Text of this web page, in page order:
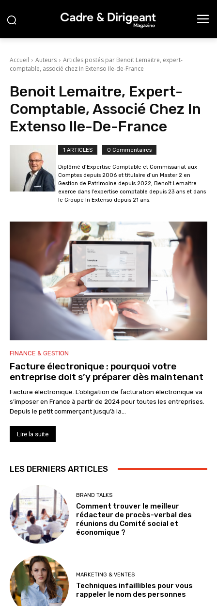
Accueil Auteurs
Articles postés par Benoit Lemaitre, expert-
comptable, associé chez In Extenso Ile-de-France
Benoit Lemaitre, Expert-
Comptable, Associé Chez In
Extenso Ile-De-France
1 ARTICLES 0 Commentaires
Diplômé d’Expertise Comptable et Commissariat aux
Comptes depuis 2006 et titulaire d’un Master 2 en
Gestion de Patrimoine depuis 2022, Benoît Lemaitre
exerce dans l’expertise comptable depuis 23 ans et dans
le Groupe In Extenso depuis 21 ans.
FINANCE & GESTION
Facture électronique : pourquoi votre
entreprise doit s’y préparer dès maintenant
Facture électronique. L’obligation de facturation électronique va
s’imposer en France à partir de 2024 pour toutes les entreprises.
Depuis le petit commerçant jusqu’à la...
Lire la suite
LES DERNIERS ARTICLES
BRAND TALKS
Comment trouver le meilleur
rédacteur de procès-verbal des
réunions du Comité social et
économique ?
MARKETING & VENTES
Techniques infaillibles pour vous
rappeler le nom des personnes